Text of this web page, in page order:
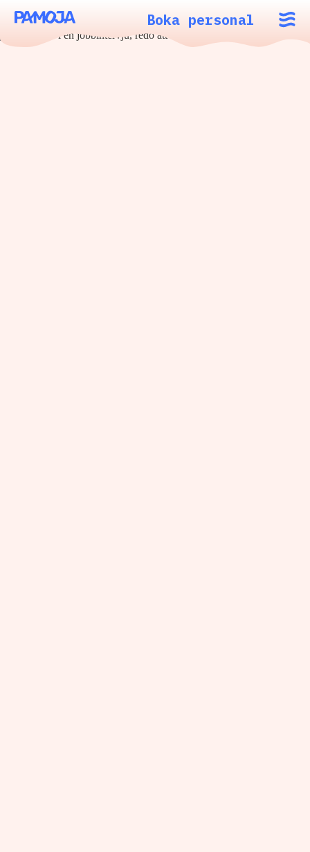
Boka personal